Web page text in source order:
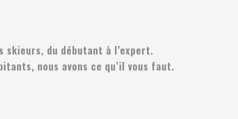
du débutant à l’expert.
nous avons ce qu’il vous faut.